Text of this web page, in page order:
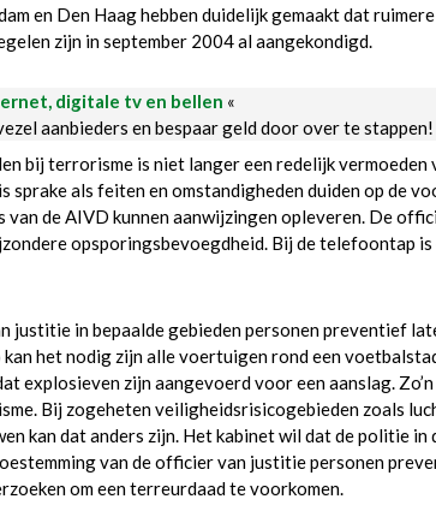
en Den Haag hebben duidelijk gemaakt dat
zijn in september 2004 al aangekondigd.
digitale tv en bellen «
aanbieders en bespaar geld door over te stappen!
bij terrorisme is niet langer een redelijk vermoeden
als feiten en omstandigheden duiden op de
de AIVD kunnen aanwijzingen opleveren. De
opsporingsbevoegdheid. Bij de telefoontap
justitie in bepaalde gebieden personen preventief
het nodig zijn alle voertuigen rond een
explosieven zijn aangevoerd voor een aanslag.
Bij zogeheten veiligheidsrisicogebieden zoals
kan dat anders zijn. Het kabinet wil dat de politie in
van de officier van justitie personen
om een terreurdaad te voorkomen.